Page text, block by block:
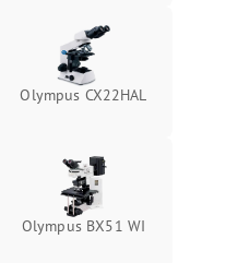
Olympus CX22HAL
Olympus BX51 WI